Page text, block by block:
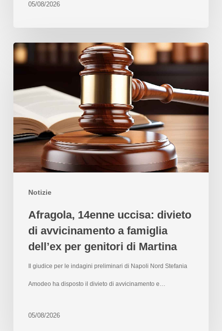
05/08/2026
Notizie
Afragola, 14enne uccisa: divieto
di avvicinamento a famiglia
dell’ex per genitori di Martina
Il giudice per le indagini preliminari di Napoli Nord Stefania
Amodeo ha disposto il divieto di avvicinamento e…
05/08/2026